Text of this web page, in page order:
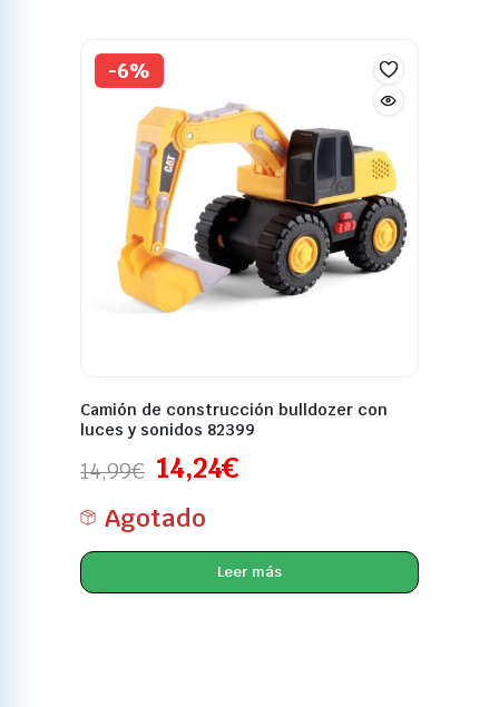
-6%
Camión de construcción bulldozer con
luces y sonidos 82399
14,99€ 14,24€
Agotado
Leer más